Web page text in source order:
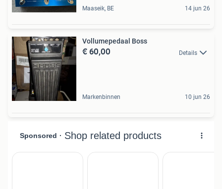
Maaseik, BE 14 jun 26
Vollumepedaal Boss
€ 60,00 Details
Markenbinnen 10 jun 26